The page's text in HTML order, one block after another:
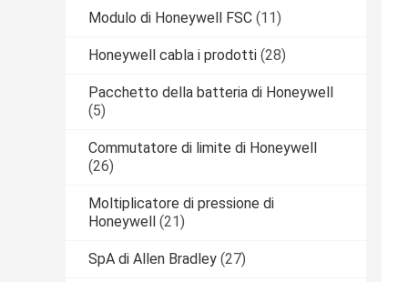
Modulo di Honeywell FSC (11)
Honeywell cabla i prodotti (28)
Pacchetto della batteria di Honeywell
(5)
Commutatore di limite di Honeywell
(26)
Moltiplicatore di pressione di
Honeywell
(21)
SpA di Allen Bradley (27)